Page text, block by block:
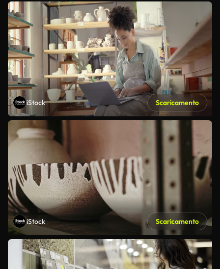
iStock Scaricamento
iStock Scaricamento